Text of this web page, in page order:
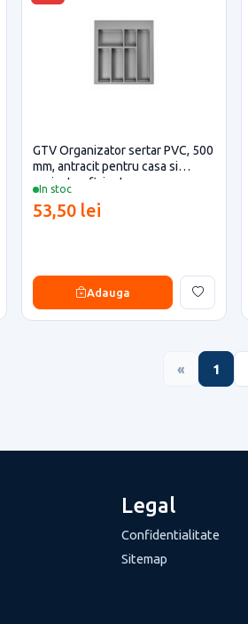
In stoc
GTV Organizator sertar PVC, 500
mm, antracit pentru casa si
proiecte eficiente
53,50 lei
Adauga
« 1
Legal
Confidentialitate
Sitemap